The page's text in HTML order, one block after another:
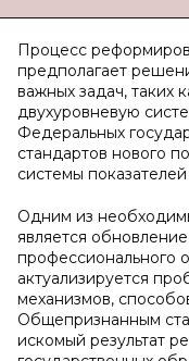
Процесс
предполагает
важных задач, таких
двухуровневую
Федеральных
стандартов нового
системы
Одним из
является
профессионального
актуализируется
механизмов,
Общепризнанным
искомый результат